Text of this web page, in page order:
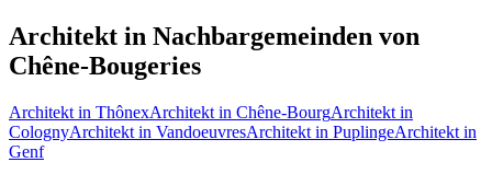
Architekt in Nachbargemeinden von
Chêne-Bougeries
Architekt in ThônexArchitekt in Chêne-BourgArchitekt in
ColognyArchitekt in VandoeuvresArchitekt in PuplingeArchitekt in
Genf